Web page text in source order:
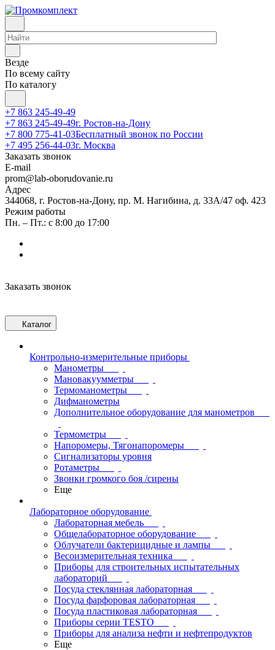
Везде
По всему сайту
По каталогу
+7 863 245-49-49
+7 863 245-49-49г. Ростов-на-Дону
+7 800 775-41-03Бесплатный звонок по России
+7 495 256-44-03г. Москва
Заказать звонок
E-mail
prom@lab-oborudovanie.ru
Адрес
344068, г. Ростов-на-Дону, пр. М. Нагибина, д. 33А/47 оф. 423
Режим работы
Пн. – Пт.: с 8:00 до 17:00
Заказать звонок
Каталог
Контрольно-измерительные приборы
Манометры
Мановакуумметры
Термоманометры
Дифманометры
Дополнительное оборудование для манометров
Термометры
Напоромеры, Тягонапоромеры
Сигнализаторы уровня
Ротаметры
Звонки громкого боя /сирены
Еще
Лабораторное оборудование
Лабораторная мебель
Общелабораторное оборудование
Облучатели бактерицидные и лампы
Весоизмерительная техника
Приборы для строительных испытательных
лабораторий
Посуда стеклянная лабораторная
Посуда фарфоровая лабораторная
Посуда пластиковая лабораторная
Приборы серии TESTO
Приборы для анализа нефти и нефтепродуктов
Еще